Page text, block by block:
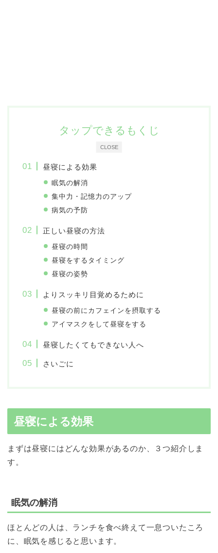
CLOSE
タップできるもくじ
昼寝による効果
眠気の解消
集中力・記憶力のアップ
病気の予防
正しい昼寝の方法
昼寝の時間
昼寝をするタイミング
昼寝の姿勢
よりスッキリ目覚めるために
昼寝の前にカフェインを摂取する
アイマスクをして昼寝をする
昼寝したくてもできない人へ
さいごに
昼寝による効果
まずは昼寝にはどんな効果があるのか、３つ紹介しま
す。
眠気の解消
ほとんどの人は、ランチを食べ終えて一息ついたころ
に、眠気を感じると思います。